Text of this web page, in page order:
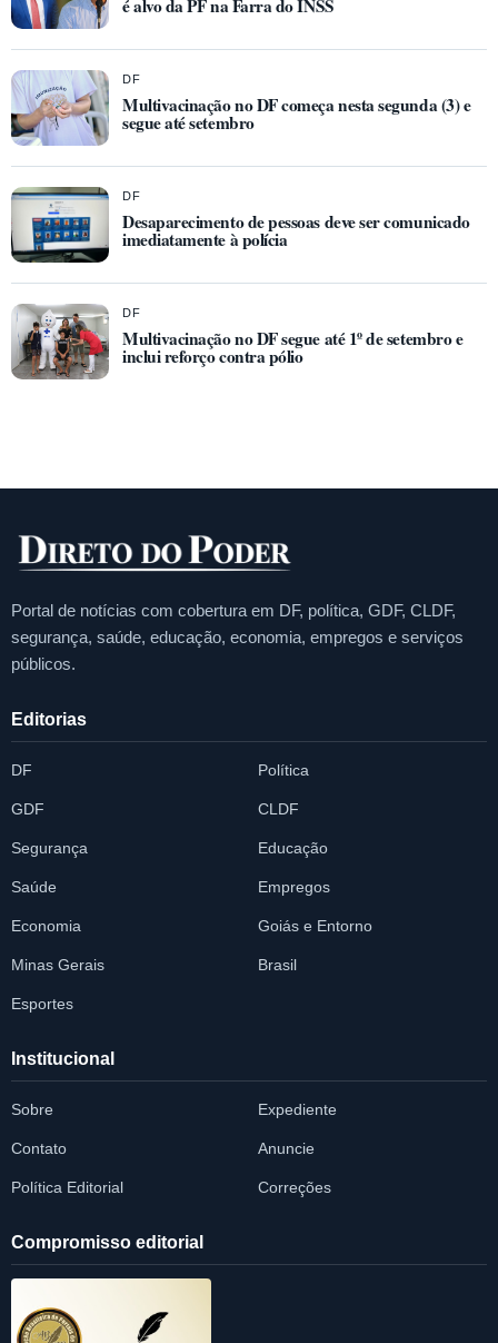
é alvo da PF na Farra do INSS
DF
Multivacinação no DF começa nesta segunda (3) e
segue até setembro
DF
Desaparecimento de pessoas deve ser comunicado
imediatamente à polícia
DF
Multivacinação no DF segue até 1º de setembro e
inclui reforço contra pólio
Portal de notícias com cobertura em DF, política, GDF, CLDF,
segurança, saúde, educação, economia, empregos e serviços
públicos.
Editorias
DF Política
GDF CLDF
Segurança Educação
Saúde Empregos
Economia Goiás e Entorno
Minas Gerais Brasil
Esportes
Institucional
Sobre Expediente
Contato Anuncie
Política Editorial Correções
Compromisso editorial